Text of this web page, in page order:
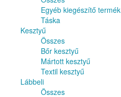
Egyéb kiegészítő termék
Táska
Kesztyű
Összes
Bőr kesztyű
Mártott kesztyű
Textil kesztyű
Lábbeli
Összes